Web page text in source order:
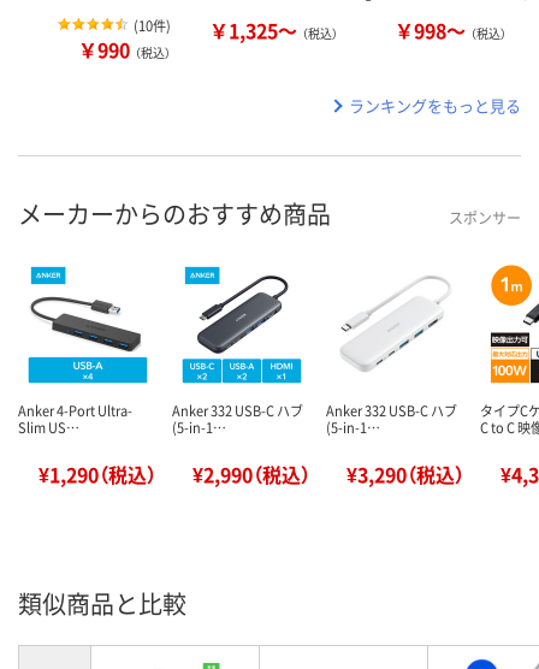
(10件)
￥990 （税込）
￥1,325～ （税込） ￥998～ （税込）
ランキングをもっと見る
メーカーからのおすすめ商品 スポンサー
Anker 4-Port Ultra-
Slim US…
¥1,290（税込）
Anker 332 USB-C ハブ
(5-in-1…
¥2,990（税込）
Anker 332 USB-C ハブ
(5-in-1…
¥3,290（税込）
タイプC
C to C
類似商品と比較